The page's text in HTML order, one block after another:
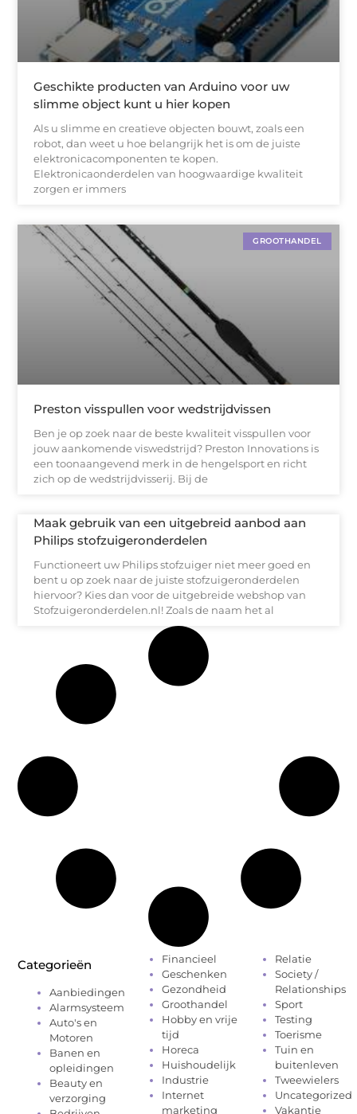
Geschikte producten van Arduino voor uw
slimme object kunt u hier kopen
Als u slimme en creatieve objecten bouwt, zoals een
robot, dan weet u hoe belangrijk het is om de juiste
elektronicacomponenten te kopen.
Elektronicaonderdelen van hoogwaardige kwaliteit
zorgen er immers
GROOTHANDEL
Preston visspullen voor wedstrijdvissen
Ben je op zoek naar de beste kwaliteit visspullen voor
jouw aankomende viswedstrijd? Preston Innovations is
een toonaangevend merk in de hengelsport en richt
zich op de wedstrijdvisserij. Bij de
Maak gebruik van een uitgebreid aanbod aan
Philips stofzuigeronderdelen
Functioneert uw Philips stofzuiger niet meer goed en
bent u op zoek naar de juiste stofzuigeronderdelen
hiervoor? Kies dan voor de uitgebreide webshop van
Stofzuigeronderdelen.nl! Zoals de naam het al
Categorieën
Aanbiedingen
Alarmsysteem
Auto's en
Motoren
Banen en
opleidingen
Beauty en
verzorging
Financieel
Geschenken
Gezondheid
Groothandel
Hobby en vrije
tijd
Horeca
Huishoudelijk
Industrie
Internet
marketing
Relatie
Society /
Relationships
Sport
Testing
Toerisme
Tuin en
buitenleven
Tweewielers
Uncategorized
Vakantie